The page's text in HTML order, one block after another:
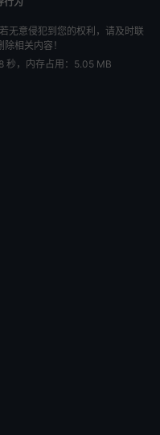
无意侵犯到您的权利，请及时联
相关内容！
秒，内存占用：5.05 MB